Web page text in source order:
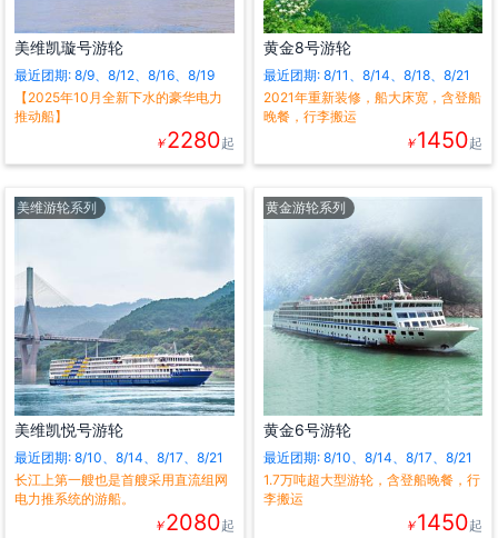
美维凯璇号游轮
最近团期: 8/9、8/12、8/16、8/19
【2025年10月全新下水的豪华电力
推动船】
￥2280起
黄金8号游轮
最近团期: 8/11、8/14、8/18、8/21
2021年重新装修，船大床宽，含登船
晚餐，行李搬运
￥1450起
美维凯悦号游轮
最近团期: 8/10、8/14、8/17、8/21
长江上第一艘也是首艘采用直流组网
电力推系统的游船。
￥2080起
美维游轮系列
黄金6号游轮
最近团期: 8/10、8/14、8/17、8/21
1.7万吨超大型游轮，含登船晚餐，行
李搬运
￥1450起
黄金游轮系列